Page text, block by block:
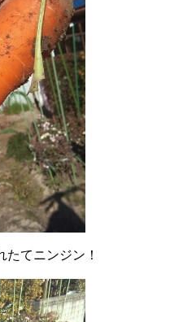
てニンジン！